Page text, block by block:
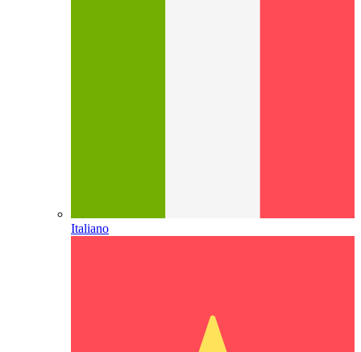
Italiano